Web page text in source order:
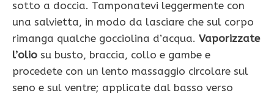
sotto a doccia. Tamponatevi leggermente con
una salvietta, in modo da lasciare che sul corpo
rimanga qualche gocciolina d’acqua. Vaporizzate
l’olio su busto, braccia, collo e gambe e
procedete con un lento massaggio circolare sul
seno e sul ventre; applicate dal basso verso